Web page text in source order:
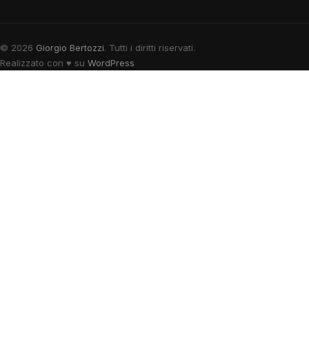
© 2026 Giorgio Bertozzi. Tutti i diritti riservati.
Realizzato con ♥ su WordPress